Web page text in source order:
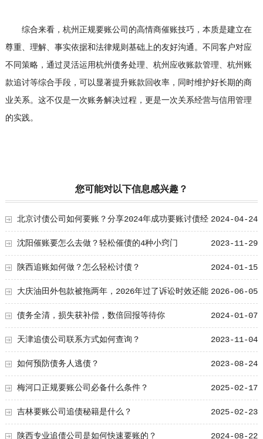
综合来看，杭州正规要账公司的高情商催账技巧，本质是建立在
尊重、理解、事实依据和法律规则基础上的友好沟通。不同客户对应
不同策略，通过灵活运用杭州债务处理、杭州应收账款管理、杭州账
款追讨等综合手段，可以显著提升账款回收率，同时维护好长期的商
业关系。这不仅是一次账务解决过程，更是一次关系经营与信用管理
的实践。
您可能对以下信息感兴趣？
2024-04-24
北京讨债公司如何要账？分享2024年成功要账讨债经
验 2023-11-29
沈阳催账要怎么去做？轻松催债的4种小窍门
2024-01-15
陕西追账如何做？怎么轻松讨债？
2026-06-05
大庆油田外包款被拖两年，2026年过了诉讼时效还能
这样补救 2024-01-07
债务全清，损失获补偿，数倍回报等待你
2023-11-04
天津追债公司联系方式如何查询？
2023-08-24
如何预防债务人逃债？
2025-02-17
梅河口正规要账公司必备什么条件？
2025-02-23
吉林要账公司追债秘籍是什么？
2024-08-22
陕西专业追债公司是如何快速要账的？